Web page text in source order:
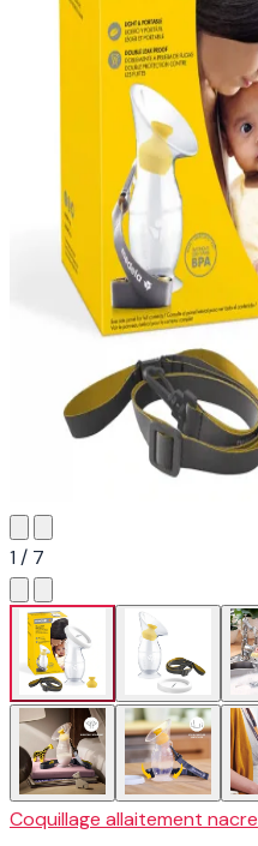
1 / 7
Coquillage allaitement nacre